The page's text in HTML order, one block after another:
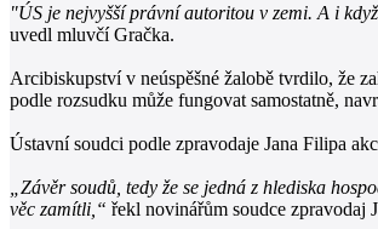
"ÚS je nejvyšší právní autoritou v zemi. A i
uvedl mluvčí Gračka.
Arcibiskupství v neúspěšné žalobě tvrdilo, že
podle rozsudku může fungovat samostatně,
Ústavní soudci podle zpravodaje Jana Filipa
„Závěr soudů, tedy že se jedná z hlediska
věc zamítli,“ řekl novinářům soudce zpravodaj